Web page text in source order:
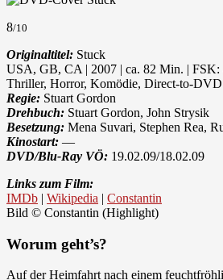
8/10
Originaltitel: Stuck
USA, GB, CA | 2007 | ca. 82 Min. | FSK:
Thriller, Horror, Komödie, Direct-to-DVD
Regie: Stuart Gordon
Drehbuch: Stuart Gordon, John Strysik
Besetzung: Mena Suvari, Stephen Rea,
Kinostart: —
DVD/Blu-Ray VÖ: 19.02.09/18.02.09
Links zum Film:
IMDb | Wikipedia | Constantin
Bild © Constantin (Highlight)
Worum geht’s?
Auf der Heimfahrt nach einem